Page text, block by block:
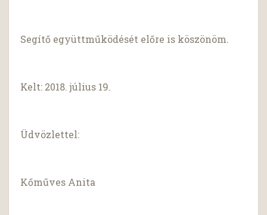
Segítő együttműködését előre is köszönöm.
Kelt: 2018. július 19.
Üdvözlettel:
Kőműves Anita